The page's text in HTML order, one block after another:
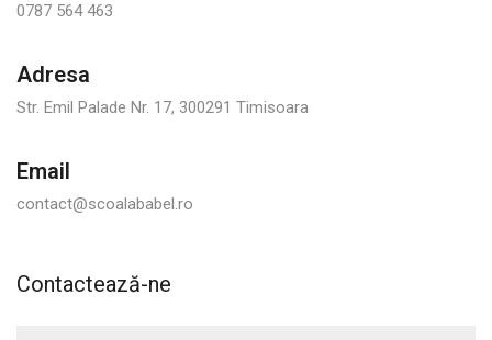
0787 564 463
Adresa
Str. Emil Palade Nr. 17, 300291 Timisoara
Email
contact@scoalababel.ro
Contactează-ne